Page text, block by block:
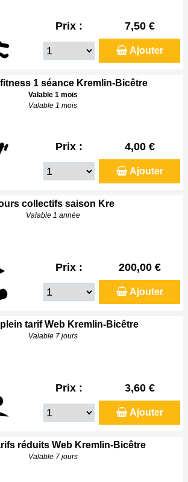
Prix : 7,50 €
Ajouter
1 séance Kremlin-Bicêtre
Valable 1 mois
Valable 1 mois
Prix : 4,00 €
Ajouter
collectifs saison Kre
Valable 1 année
Prix : 200,00 €
Ajouter
tarif Web Kremlin-Bicêtre
Valable 7 jours
Prix : 3,60 €
Ajouter
réduits Web Kremlin-Bicêtre
Valable 7 jours